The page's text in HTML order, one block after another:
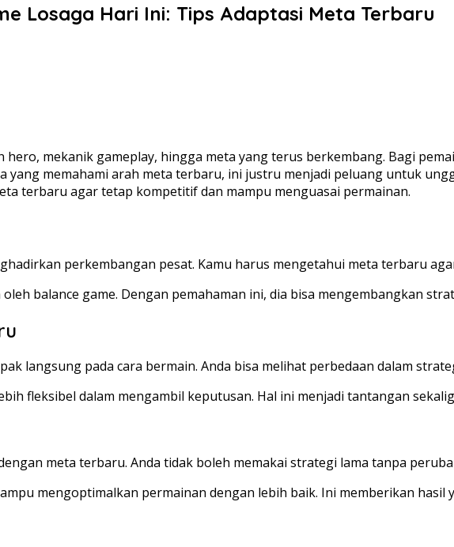
Losaga Hari Ini: Tips Adaptasi Meta Terbaru
hero, mekanik gameplay, hingga meta yang terus berkembang. Bagi
yang memahami arah meta terbaru, ini justru menjadi peluang untuk
terbaru agar tetap kompetitif dan mampu menguasai permainan.
perkembangan pesat. Kamu harus mengetahui meta terbaru
balance game. Dengan pemahaman ini, dia bisa mengembangkan
langsung pada cara bermain. Anda bisa melihat perbedaan dalam
fleksibel dalam mengambil keputusan. Hal ini menjadi tantangan
meta terbaru. Anda tidak boleh memakai strategi lama tanpa
mengoptimalkan permainan dengan lebih baik. Ini memberikan hasil